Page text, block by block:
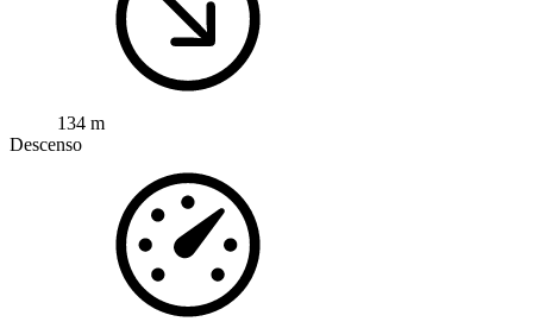
134 m
Descenso